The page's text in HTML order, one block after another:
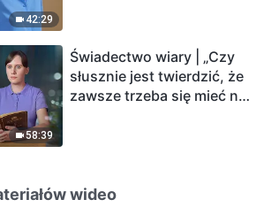
42:29
58:39
Świadectwo wiary | „Czy
słusznie jest twierdzić, że
zawsze trzeba się mieć na
wideo